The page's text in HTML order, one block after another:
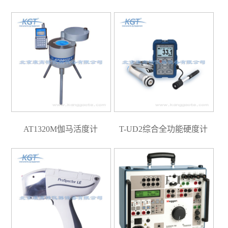
AT1320M伽马活度计 T-UD2综合全功能硬度计